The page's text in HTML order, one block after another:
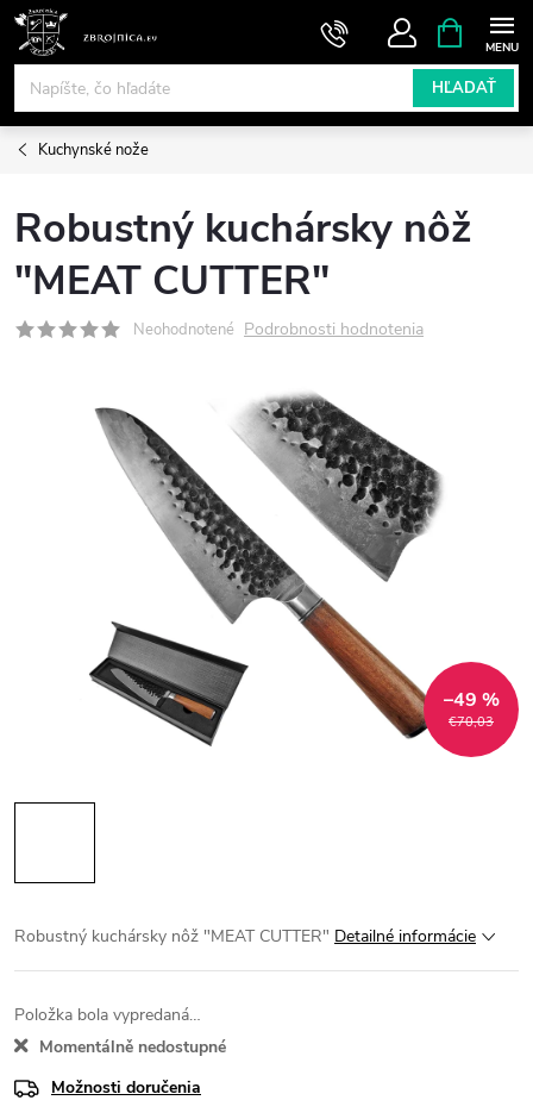
Prejsť
obsah
HĽADAŤ
KOŠÍK
Kuchynské nože
Robustný kuchársky nôž
"MEAT CUTTER"
Neohodnotené Podrobnosti hodnotenia
€70,03
–49 %
Robustný kuchársky nôž "MEAT CUTTER" Detailné informácie
Položka bola vypredaná…
Momentálně nedostupné
Možnosti doručenia